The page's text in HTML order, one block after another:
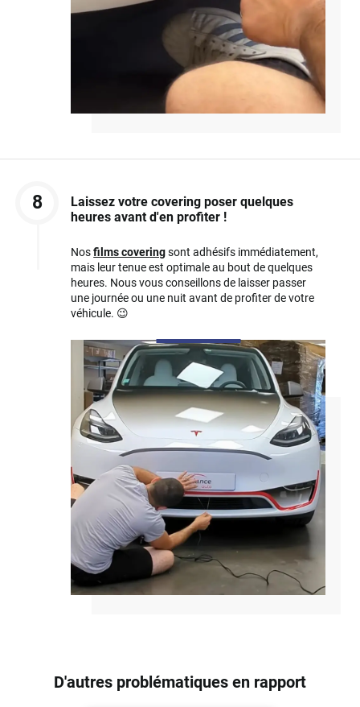
8
Laissez votre covering poser quelques
heures avant d'en profiter !
Nosfilms coveringsont adhésifs immédiatement,
mais leur tenue est optimale au bout de quelques
heures. Nous vous conseillons de laisser passer
une journée ou une nuit avant de profiter de votre
véhicule. 😉
D'autres problématiques en rapport